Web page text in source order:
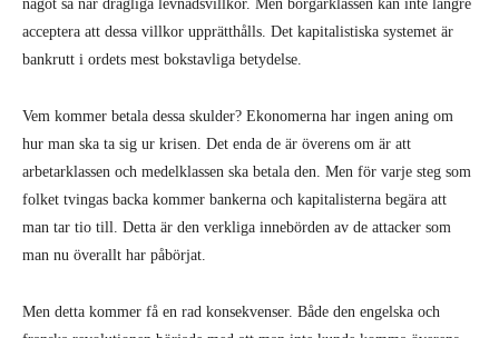
något så när drägliga levnadsvillkor. Men borgarklassen kan inte längre
acceptera att dessa villkor upprätthålls. Det kapitalistiska systemet är
bankrutt i ordets mest bokstavliga betydelse.
Vem kommer betala dessa skulder? Ekonomerna har ingen aning om
hur man ska ta sig ur krisen. Det enda de är överens om är att
arbetarklassen och medelklassen ska betala den. Men för varje steg som
folket tvingas backa kommer bankerna och kapitalisterna begära att
man tar tio till. Detta är den verkliga innebörden av de attacker som
man nu överallt har påbörjat.
Men detta kommer få en rad konsekvenser. Både den engelska och